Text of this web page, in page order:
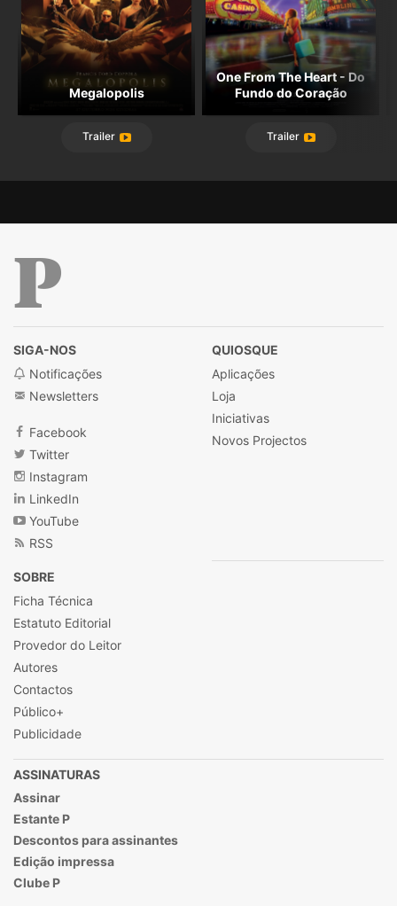
Megalopolis
Trailer
One From The Heart - Do
Fundo do Coração
Trailer
SIGA-NOS
Notificações
Newsletters
Facebook
Twitter
Instagram
LinkedIn
YouTube
RSS
QUIOSQUE
Aplicações
Loja
Iniciativas
Novos Projectos
SOBRE
Ficha Técnica
Estatuto Editorial
Provedor do Leitor
Autores
Contactos
Público+
Publicidade
ASSINATURAS
Assinar
Estante P
Descontos para assinantes
Edição impressa
Clube P